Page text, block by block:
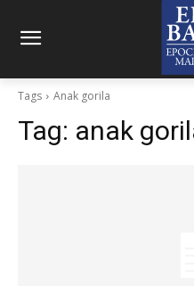
Tags Anak gorila
Tag: anak